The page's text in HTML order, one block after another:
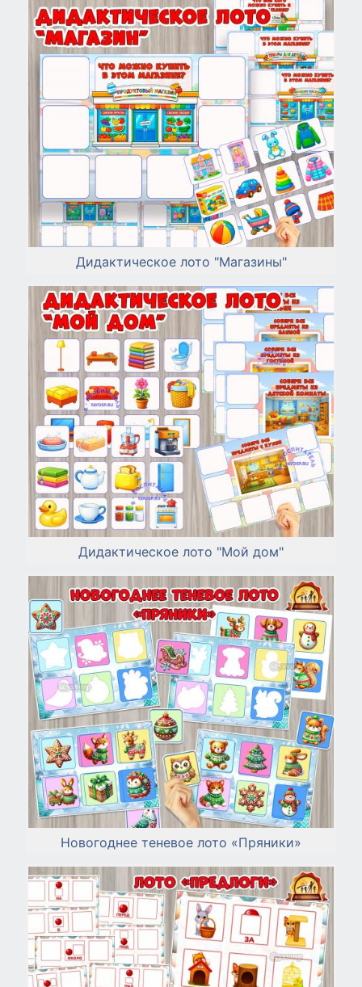
Дидактическое лото "Магазины"
Дидактическое лото "Мой дом"
Новогоднее теневое лото «Пряники»